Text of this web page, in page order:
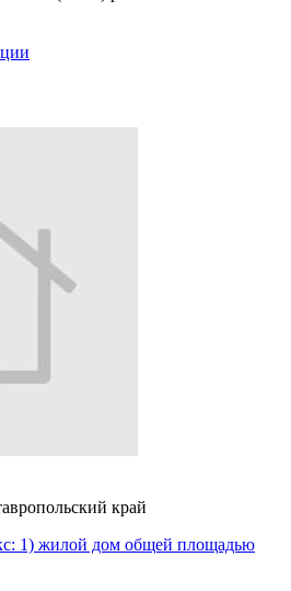
край
1) жилой дом общей площадью